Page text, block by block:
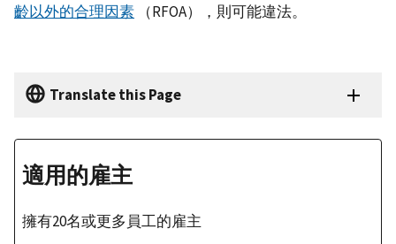
齡以外的合理因素 （RFOA），則可能違法。
Translate this Page
適用的雇主
擁有20名或更多員工的雇主